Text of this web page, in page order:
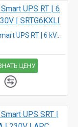
APC Smart UPS RT | 6 kVA | 230V | SRTG6KXLI
ЦЕНУ